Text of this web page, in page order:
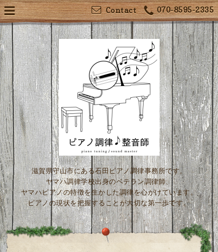
070-8595-2335
Contact
滋賀県守山市にある石田ピアノ調律事務所です。
ヤマハ調律学校出身のベテラン調律師、
ヤマハピアノの特徴を生かした調律を心がけています。
ピアノの現状を把握することが大切な第一歩です。